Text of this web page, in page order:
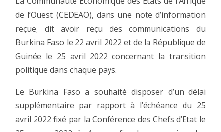
de l’Ouest (CEDEAO), dans une note d’information
reçue, dit avoir reçu des communications du
Burkina Faso le 22 avril 2022 et de la République de
Guinée le 25 avril 2022 concernant la transition
politique dans chaque pays.
Le Burkina Faso a souhaité disposer d’un délai
supplémentaire par rapport à l’échéance du 25
avril 2022 fixé par la Conférence des Chefs d’Etat le